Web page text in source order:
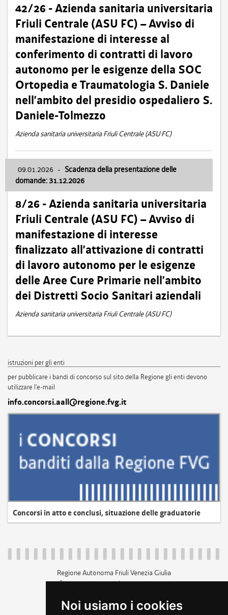
Noi usiamo i cookies
42/26 - Azienda sanitaria universitaria
Friuli Centrale (ASU FC) – Avviso di
manifestazione di interesse al
conferimento di contratti di lavoro
autonomo per le esigenze della SOC
Ortopedia e Traumatologia S. Daniele
nell’ambito del presidio ospedaliero S.
Daniele-Tolmezzo
Azienda sanitaria universitaria Friuli Centrale (ASU FC)
09.01.2026 - Scadenza della presentazione delle
domande: 31.12.2026
8/26 - Azienda sanitaria universitaria
Friuli Centrale (ASU FC) – Avviso di
manifestazione di interesse
finalizzato all’attivazione di contratti
di lavoro autonomo per le esigenze
delle Aree Cure Primarie nell’ambito
dei Distretti Socio Sanitari aziendali
Azienda sanitaria universitaria Friuli Centrale (ASU FC)
istruzioni per gli enti
per pubblicare i bandi di concorso sul sito della Regione gli enti devono
utilizzare l'e-mail
info.concorsi.aall@regione.fvg.it
Concorsi in atto e conclusi, situazione delle graduatorie
Regione Autonoma Friuli Venezia Giulia
c.f. 80014930327; p.iva 00526040324
+39 040 3771111